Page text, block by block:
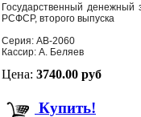
Государственный денежный
РСФСР, второго выпуска
Серия: АВ-2060
Кассир: А. Беляев
Цена: 3740.00 руб
Купить!